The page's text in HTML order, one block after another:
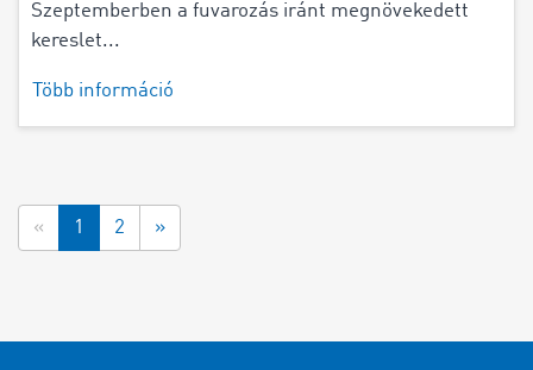
Szeptemberben a fuvarozás iránt megnövekedett
kereslet...
Több információ
« 1 2 »